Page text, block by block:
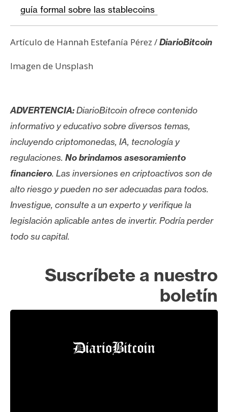
guía formal sobre las stablecoins
Artículo de Hannah Estefanía Pérez /DiarioBitcoin
Imagen de Unsplash
ADVERTENCIA:DiarioBitcoin ofrece contenido
informativo y educativo sobre diversos temas,
incluyendo criptomonedas, IA, tecnología y
regulaciones. No brindamos asesoramiento
financiero. Las inversiones en criptoactivos son de
alto riesgo y pueden no ser adecuadas para todos.
Investigue, consulte a un experto y verifique la
legislación aplicable antes de invertir. Podría perder
todo su capital.
Suscríbete a nuestro
boletín